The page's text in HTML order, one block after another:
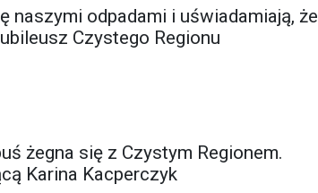
naszymi odpadami i uświadamiają, że
Czystego Regionu
żegna się z Czystym Regionem.
Karina Kacperczyk